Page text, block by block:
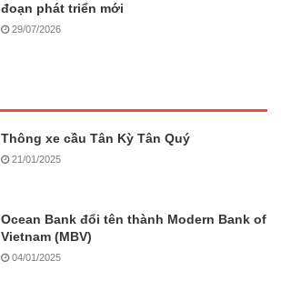
đoạn phát triển mới
29/07/2026
Thông xe cầu Tân Kỳ Tân Quý
21/01/2025
Ocean Bank đổi tên thành Modern Bank of
Vietnam (MBV)
04/01/2025